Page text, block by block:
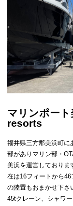
マリンポー
resorts
福井県三方郡美浜町に
部がありマリン部・
美浜を運営しておりま
在は16フィートから
の陸置もおまかせ下さ
45tクレーン、シャワ